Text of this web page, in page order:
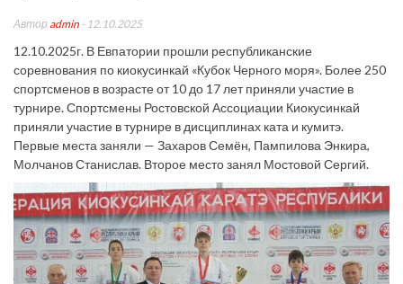
Автор admin - 12.10.2025
12.10.2025г. В Евпатории прошли республиканские
соревнования по киокусинкай «Кубок Черного моря». Более 250
спортсменов в возрасте от 10 до 17 лет приняли участие в
турнире. Спортсмены Ростовской Ассоциации Киокусинкай
приняли участие в турнире в дисциплинах ката и кумитэ.
Первые места заняли — Захаров Семён, Пампилова Энкира,
Молчанов Станислав. Второе место занял Мостовой Сергий.